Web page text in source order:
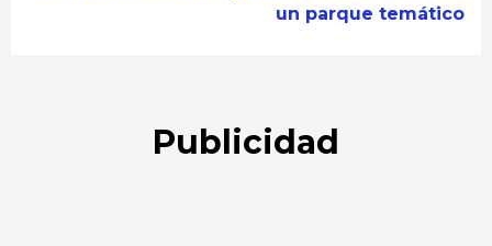
un parque temático
Publicidad